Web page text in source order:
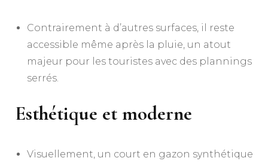
Contrairement à d’autres surfaces, il reste
accessible même après la pluie, un atout
majeur pour les touristes avec des plannings
serrés.
Esthétique et moderne
Visuellement, un court en gazon synthétique